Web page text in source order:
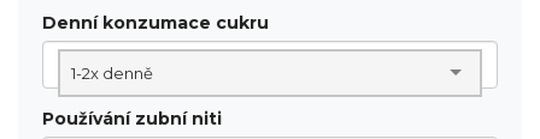
Denní konzumace cukru
1-2x denně
Používání zubní niti